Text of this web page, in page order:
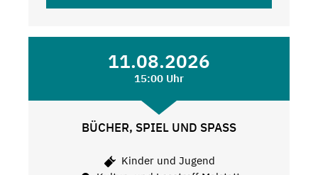
11.08.2026
15:00 Uhr
BÜCHER, SPIEL UND SPASS
Kinder und Jugend